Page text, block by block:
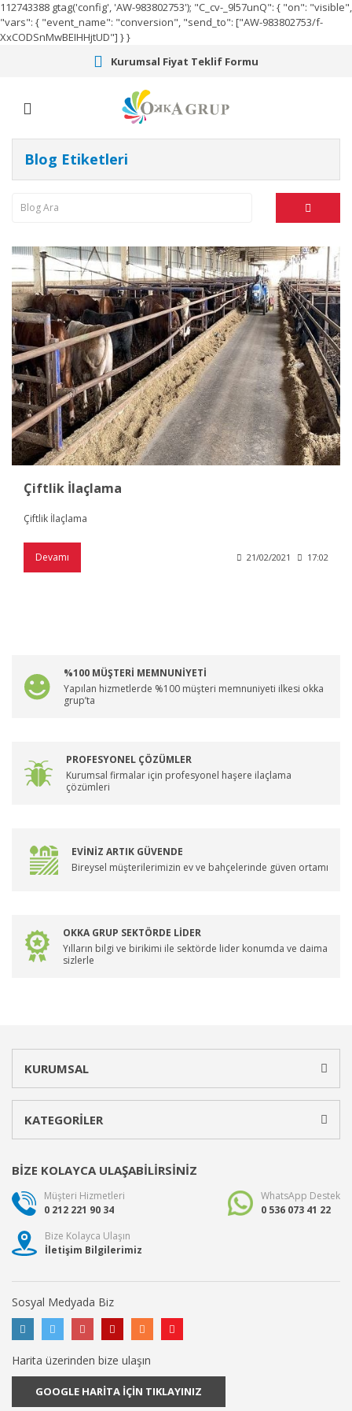
112743388 gtag('config', 'AW-983802753'); "C_cv-_9l57unQ": { "on": "visible",
"vars": { "event_name": "conversion", "send_to": ["AW-983802753/f-
XxCODSnMwBEIHHjtUD"] } }
Kurumsal Fiyat Teklif Formu
Blog Etiketleri
Çiftlik İlaçlama
Çiftlik İlaçlama
Devamı 21/02/2021 17:02
%100 MÜŞTERİ MEMNUNİYETİ
Yapılan hizmetlerde %100 müşteri memnuniyeti ilkesi okka
grup’ta
PROFESYONEL ÇÖZÜMLER
Kurumsal firmalar için profesyonel haşere ilaçlama
çözümleri
EVİNİZ ARTIK GÜVENDE
Bireysel müşterilerimizin ev ve bahçelerinde güven ortamı
OKKA GRUP SEKTÖRDE LİDER
Yılların bilgi ve birikimi ile sektörde lider konumda ve daima
sizlerle
KURUMSAL
KATEGORİLER
BİZE KOLAYCA ULAŞABİLİRSİNİZ
Müşteri Hizmetleri
0 212 221 90 34
WhatsApp Destek
0 536 073 41 22
Bize Kolayca Ulaşın
İletişim Bilgilerimiz
Sosyal Medyada Biz
Harita üzerinden bize ulaşın
GOOGLE HARİTA İÇİN TIKLAYINIZ